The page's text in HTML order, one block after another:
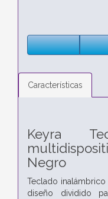
Características
Keyra
Negro
Teclado
diseño dividido